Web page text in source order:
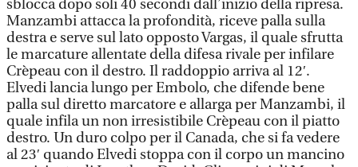
sblocca dopo soli 40 secondi dall’inizio della ripresa.
Manzambi attacca la profondità, riceve palla sulla
destra e serve sul lato opposto Vargas, il quale sfrutta
le marcature allentate della difesa rivale per infilare
Crèpeau con il destro. Il raddoppio arriva al 12′.
Elvedi lancia lungo per Embolo, che difende bene
palla sul diretto marcatore e allarga per Manzambi, il
quale infila un non irresistibile Crèpeau con il piatto
destro. Un duro colpo per il Canada, che si fa vedere
al 23′ quando Elvedi stoppa con il corpo un mancino